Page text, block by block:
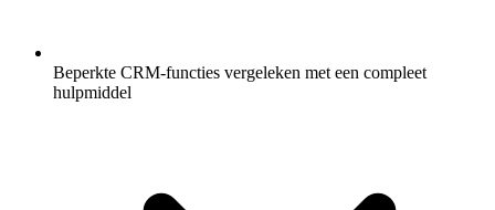
Beperkte CRM-functies vergeleken met een compleet
hulpmiddel